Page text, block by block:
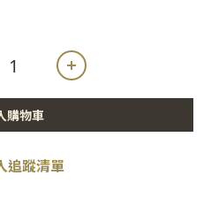
購物車
追蹤清單